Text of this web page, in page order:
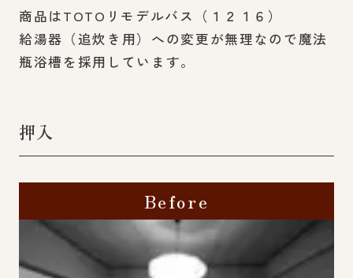
商品はTOTOリモデルバス（１２１６）
給湯器（追炊き用）への変更が無理なので魔法
瓶浴槽を採用しています。
押入
Before